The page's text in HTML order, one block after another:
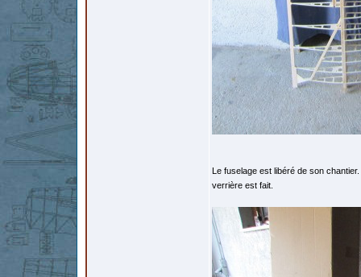
Le fuselage est libéré de son
verrière est fait.